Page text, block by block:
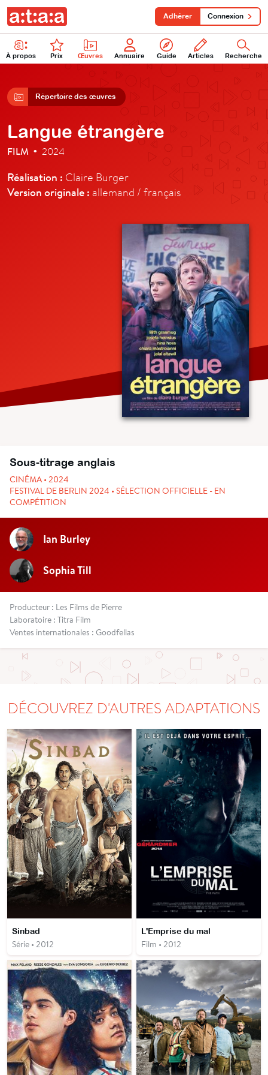
À propos Prix Œuvres Annuaire Guide Articles Recherche
Adhérer Connexion
Répertoire des œuvres
Langue étrangère
FILM • 2024
Réalisation : Claire Burger
Version originale : allemand / français
Sous-titrage anglais
CINÉMA • 2024
FESTIVAL DE BERLIN 2024 • SÉLECTION OFFICIELLE - EN
COMPÉTITION
Ian Burley
Sophia Till
Producteur : Les Films de Pierre
Laboratoire : Titra Film
Ventes internationales : Goodfellas
DÉCOUVREZ D'AUTRES ADAPTATIONS
Sinbad
Série • 2012
L'Emprise du mal
Film • 2012